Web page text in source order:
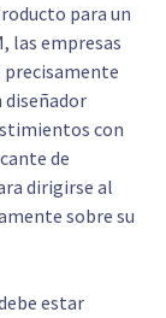
para un
las empresas
precisamente
diseñador
con
de
dirigirse al
sobre su
estar